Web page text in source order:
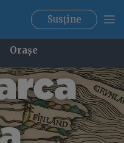
Susține
Orașe